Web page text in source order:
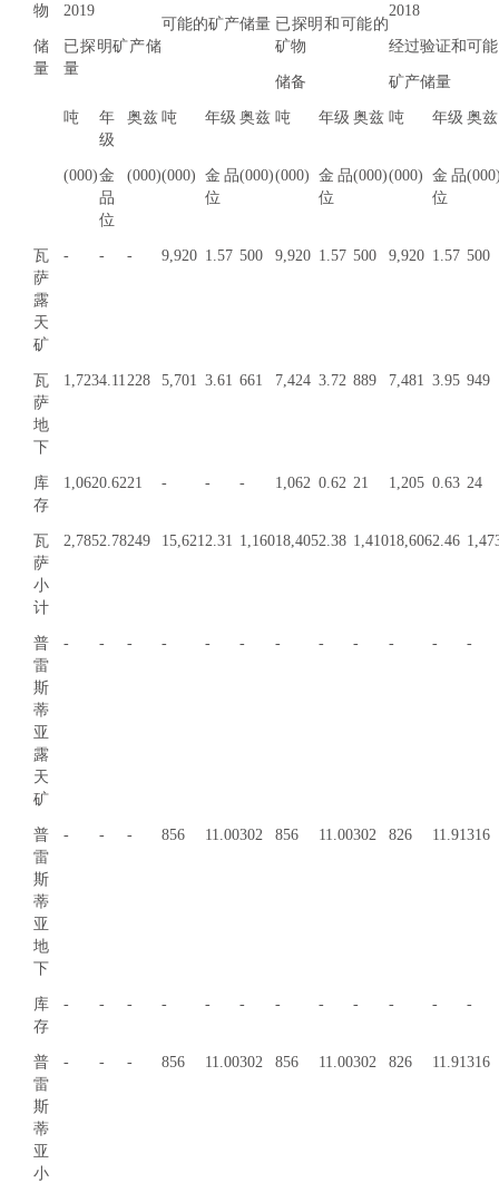
物
储
量
2019
已探明矿产储
量
可能的矿产储量 已探明和可能的
矿物
储备
2018
经过验证和可能
矿产储量
吨
年
级
奥兹 吨 年级 奥兹 吨 年级 奥兹 吨 年级 奥兹
(000)金
品
位
(000)(000) 金品
位
(000)(000) 金品
位
(000)(000) 金品
位
瓦
萨
露
天
矿
- - - 9,920 1.57 500 9,920 1.57 500 9,920 1.57 500
瓦
萨
地
下
1,7234.11 228 5,701 3.61 661 7,424 3.72 889 7,481 3.95 949
库
存
1,0620.6221 - - - 1,062 0.62 21 1,205 0.63 24
瓦
萨
小
计
2,7852.78249 15,621 2.31 1,16018,4052.38 1,41018,6062.46
普
雷
斯
蒂
亚
露
天
矿
- - - - - - - - - - - -
普
雷
斯
蒂
亚
地
下
- - - 856 11.00302 856 11.00302 826 11.91316
库
存
- - - - - - - - - - - -
普
雷
斯
蒂
亚
小
- - - 856 11.00302 856 11.00302 826 11.91316